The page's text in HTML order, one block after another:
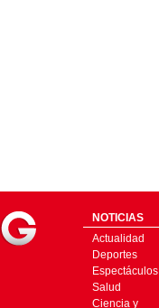
NOTICIAS
Actualidad
Deportes
Espectáculos
Salud
Ciencia y